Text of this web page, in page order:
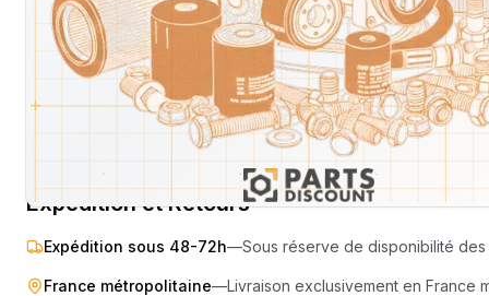
SEMOIR
ELEVAGE
PIECES TECHNIQUE
REMORQUE
MOTEUR
Machines compatibles(4)Avis
Expédition et Retours
Expédition sous 48-72h—Sous réserve de disponibilité
France métropolitaine—Livraison exclusivement en France